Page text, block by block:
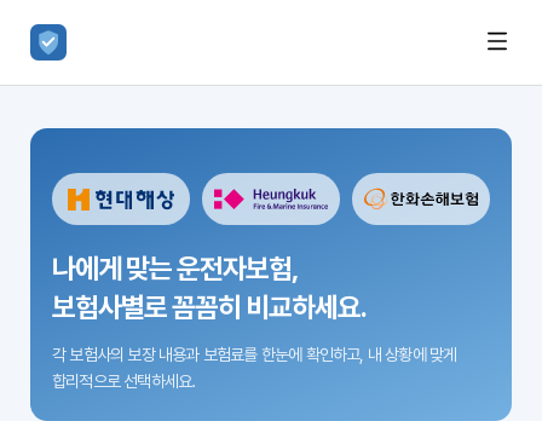
나에게 맞는 운전자보험,
보험사별로 꼼꼼히 비교하세요.
각 보험사의 보장 내용과 보험료를 한눈에 확인하고, 내 상황에 맞게
합리적으로 선택하세요.